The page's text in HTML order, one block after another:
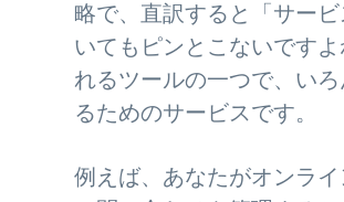
略で、直訳すると「サー
いてもピンとこないです
れるツールの一つで、い
るためのサービスです。
例えば、あなたがオンラ